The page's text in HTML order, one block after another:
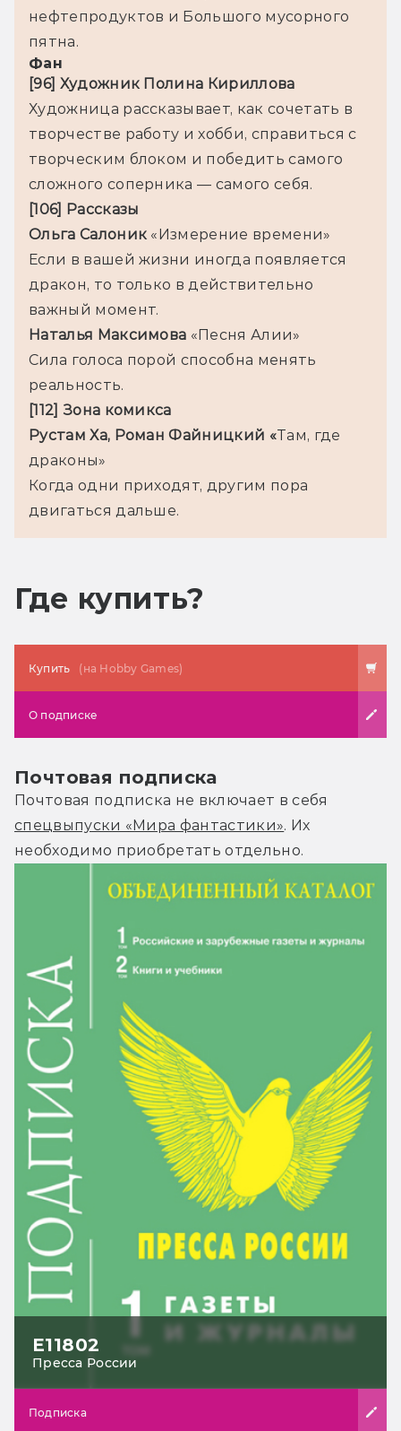
нефтепродуктов и Большого мусорного
пятна.
Фан
[96] Художник Полина Кириллова
Художница рассказывает, как сочетать в
творчестве работу и хобби, справиться с
творческим блоком и победить самого
сложного соперника — самого себя.
[106] Рассказы
Ольга Салоник «Измерение времени»
Если в вашей жизни иногда появляется
дракон, то только в действительно
важный момент.
Наталья Максимова «Песня Алии»
Сила голоса порой способна менять
реальность.
[112] Зона комикса
Рустам Ха, Роман Файницкий «Там, где
драконы»
Когда одни приходят, другим пора
двигаться дальше.
Где купить?
Купить (на Hobby Games)
О подписке
Почтовая подписка
Почтовая подписка не включает в себя
спецвыпуски «Мира фантастики». Их
необходимо приобретать отдельно.
Е11802
Пресса России
Подписка